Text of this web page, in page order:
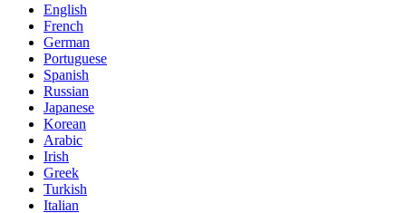
English
French
German
Portuguese
Spanish
Russian
Japanese
Korean
Arabic
Irish
Greek
Turkish
Italian